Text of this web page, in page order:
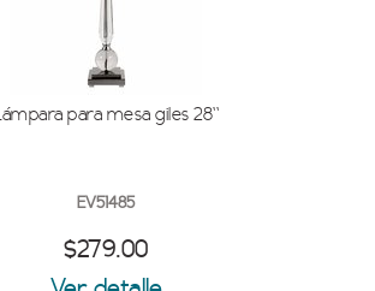
Lámpara para mesa giles 28''
EV51485
$279.00